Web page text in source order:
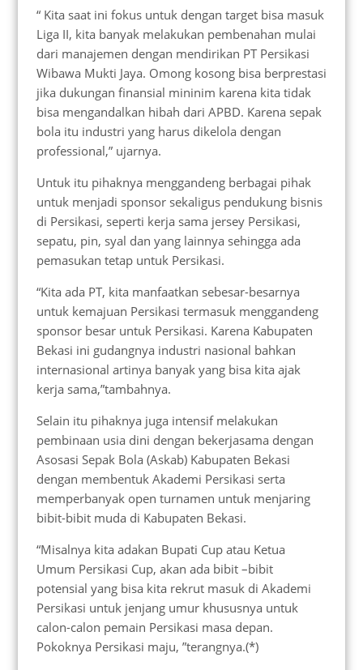
“ Kita saat ini fokus untuk dengan target bisa masuk
Liga II, kita banyak melakukan pembenahan mulai
dari manajemen dengan mendirikan PT Persikasi
Wibawa Mukti Jaya. Omong kosong bisa berprestasi
jika dukungan finansial mininim karena kita tidak
bisa mengandalkan hibah dari APBD. Karena sepak
bola itu industri yang harus dikelola dengan
professional,” ujarnya.
Untuk itu pihaknya menggandeng berbagai pihak
untuk menjadi sponsor sekaligus pendukung bisnis
di Persikasi, seperti kerja sama jersey Persikasi,
sepatu, pin, syal dan yang lainnya sehingga ada
pemasukan tetap untuk Persikasi.
“Kita ada PT, kita manfaatkan sebesar-besarnya
untuk kemajuan Persikasi termasuk menggandeng
sponsor besar untuk Persikasi. Karena Kabupaten
Bekasi ini gudangnya industri nasional bahkan
internasional artinya banyak yang bisa kita ajak
kerja sama,”tambahnya.
Selain itu pihaknya juga intensif melakukan
pembinaan usia dini dengan bekerjasama dengan
Asosasi Sepak Bola (Askab) Kabupaten Bekasi
dengan membentuk Akademi Persikasi serta
memperbanyak open turnamen untuk menjaring
bibit-bibit muda di Kabupaten Bekasi.
“Misalnya kita adakan Bupati Cup atau Ketua
Umum Persikasi Cup, akan ada bibit –bibit
potensial yang bisa kita rekrut masuk di Akademi
Persikasi untuk jenjang umur khususnya untuk
calon-calon pemain Persikasi masa depan.
Pokoknya Persikasi maju, ”terangnya.(*)